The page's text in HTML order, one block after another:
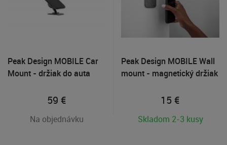
Peak Design MOBILE Car
Mount - držiak do auta
59 €
Na objednávku
Peak Design MOBILE Wall
mount - magnetický držiak
15 €
Skladom 2-3 kusy